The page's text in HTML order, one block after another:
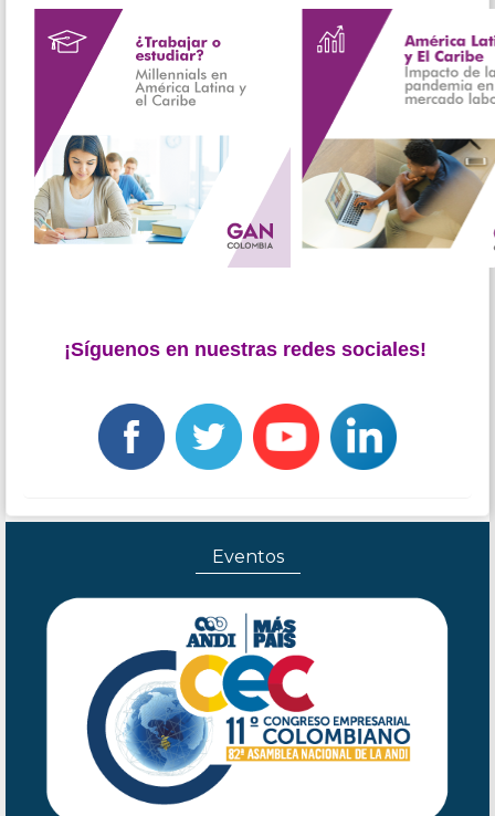
¡Síguenos en nuestras redes sociales!
Eventos